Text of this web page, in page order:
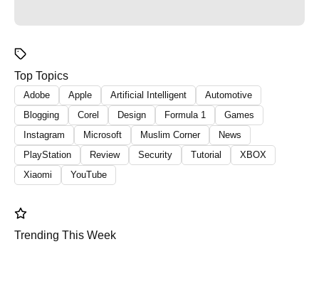
Top Topics
Adobe Apple Artificial Intelligent
Automotive
Blogging
Corel Design Formula 1
Games
Instagram
Microsoft Muslim Corner
News
PlayStation
Review Security Tutorial
XBOX
Xiaomi
YouTube
Trending This Week